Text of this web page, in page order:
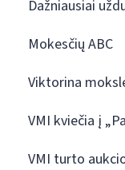
Dažniausiai
Mokesčių ABC
Viktorina
VMI kviečia į
VMI turto